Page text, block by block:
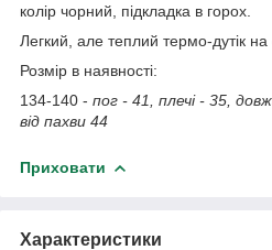
колір чорний, підкладка в горох.
Легкий, але теплий термо-дутік на
Розмір в наявності:
134-140 - пог - 41, плечі - 35,
від пахви 44
Приховати
Характеристики